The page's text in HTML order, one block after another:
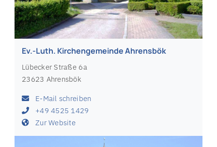
Ev.-Luth. Kirchengemeinde Ahrensbök
Lübecker Straße 6a
23623 Ahrensbök
E-Mail schreiben
+49 4525 1429
Zur Website